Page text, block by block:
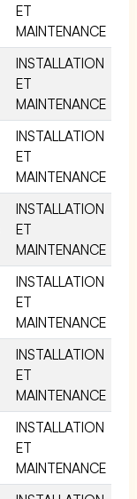
ET
MAINTENANCE
INSTALLATION
ET
MAINTENANCE
INSTALLATION
ET
MAINTENANCE
INSTALLATION
ET
MAINTENANCE
INSTALLATION
ET
MAINTENANCE
INSTALLATION
ET
MAINTENANCE
INSTALLATION
ET
MAINTENANCE